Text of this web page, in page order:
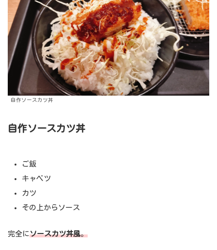
自作ソースカツ丼
自作ソースカツ丼
ご飯
キャベツ
カツ
その上からソース
完全にソースカツ丼風。